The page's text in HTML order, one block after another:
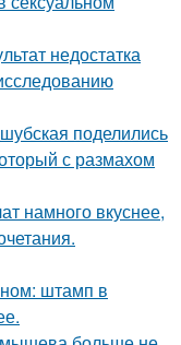
недостатка
поделились
с размахом
намного вкуснее,
штамп в